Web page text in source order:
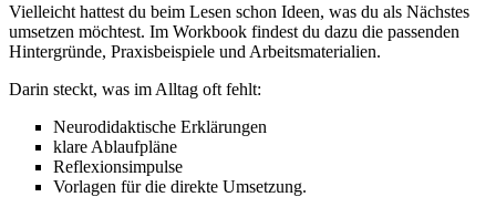
Vielleicht hattest du beim Lesen schon Ideen, was du als Nächstes
umsetzen möchtest. Im Workbook findest du dazu die passenden
Hintergründe, Praxisbeispiele und Arbeitsmaterialien.
Darin steckt, was im Alltag oft fehlt:
Neurodidaktische Erklärungen
klare Ablaufpläne
Reflexionsimpulse
Vorlagen für die direkte Umsetzung.